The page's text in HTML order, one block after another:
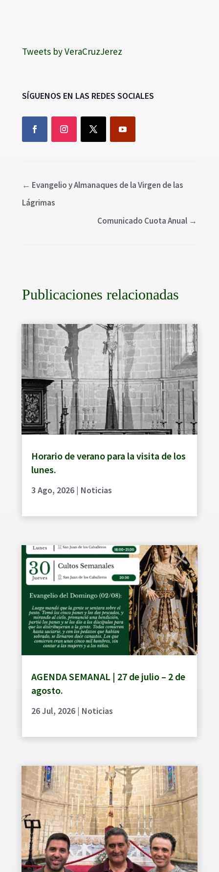
Tweets by VeraCruzJerez
SÍGUENOS EN LAS REDES SOCIALES
← Evangelio y Almanaques de la Virgen de las
Lágrimas
Comunicado Cuota Anual →
Publicaciones relacionadas
Horario de verano para la visita de los
lunes.
3 Ago, 2026| Noticias
AGENDA SEMANAL | 27 de julio – 2 de
agosto.
26 Jul, 2026| Noticias